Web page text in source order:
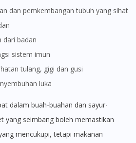
dan pemkembangan tubuh yang sihat
dari badan
sistem imun
tulang, gigi dan gusi
luka
yang seimbang boleh memastikan
mencukupi, tetapi makanan